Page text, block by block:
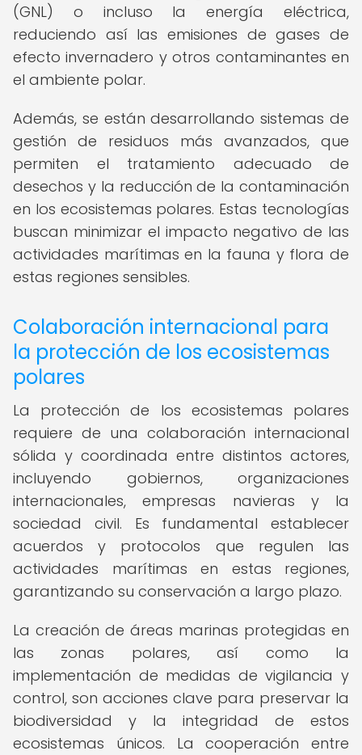
(GNL) o incluso la energía eléctrica,
reduciendo así las emisiones de gases de
efecto invernadero y otros contaminantes en
el ambiente polar.
Además, se están desarrollando sistemas de
gestión de residuos más avanzados, que
permiten el tratamiento adecuado de
desechos y la reducción de la contaminación
en los ecosistemas polares. Estas tecnologías
buscan minimizar el impacto negativo de las
actividades marítimas en la fauna y flora de
estas regiones sensibles.
Colaboración internacional para
la protección de los ecosistemas
polares
La protección de los ecosistemas polares
requiere de una colaboración internacional
sólida y coordinada entre distintos actores,
incluyendo gobiernos, organizaciones
internacionales, empresas navieras y la
sociedad civil. Es fundamental establecer
acuerdos y protocolos que regulen las
actividades marítimas en estas regiones,
garantizando su conservación a largo plazo.
La creación de áreas marinas protegidas en
las zonas polares, así como la
implementación de medidas de vigilancia y
control, son acciones clave para preservar la
biodiversidad y la integridad de estos
ecosistemas únicos. La cooperación entre